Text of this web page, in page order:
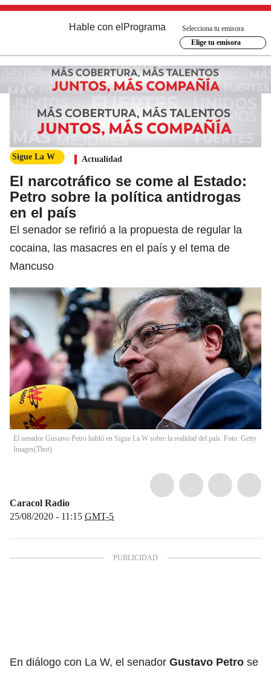
Hable con el Programa
Selecciona tu emisora
Elige tu emisora
Sigue La W Actualidad
El narcotráfico se come al Estado:
Petro sobre la política antidrogas
en el país
El senador se refirió a la propuesta de regular la
cocaina, las masacres en el país y el tema de
Mancuso
El senador Gustavo Petro habló en Sigue La W sobre la realidad del país. Foto: Getty
Images(Thot)
Caracol Radio
25/08/2020 - 11:15 GMT-5
En diálogo con La W, el senador Gustavo Petro se